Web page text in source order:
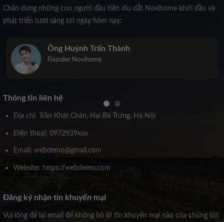
Chân dung những con người đầu tiên dìu dắt Novihome khởi đầu và
phát triển tươi sáng tới ngày hôm nay:
Trịnh Kiều Anh
Co-Founder Novihome
Thông tin liên hệ
Địa chỉ: Trần Khát Chân, Hai Bà Trưng, Hà Nội
Điện thoại: 0972939xxx
Email: webdemo@gmail.com
Website: https://webdemo.com
Đăng ký nhận tin khuyến mại
Vui lòng để lại email để không bỏ lỡ tin khuyến mại nào của chúng tôi: